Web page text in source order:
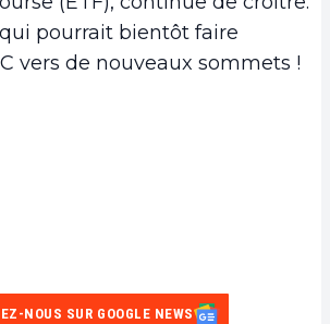
pourrait bientôt faire
vers de nouveaux sommets !
NOUS SUR GOOGLE NEWS